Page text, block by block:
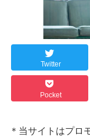
Twitter
Pocket
＊当サイトはプロ